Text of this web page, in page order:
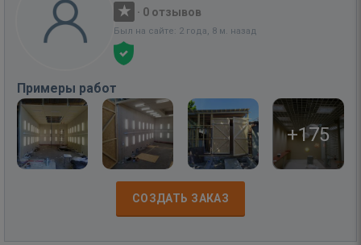
· 0 отзывов
Был на сайте: 2 года, 8 м. назад
Примеры работ
+175
СОЗДАТЬ ЗАКАЗ